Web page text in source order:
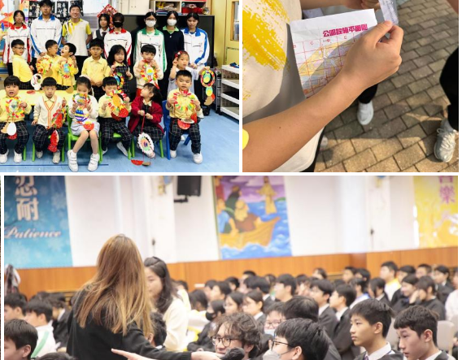
小導師手工製作
義工服務活動
地理學會活動
－城市定向捉
迷藏
中一至中五級健康達人講座
──「AI及網絡交友」